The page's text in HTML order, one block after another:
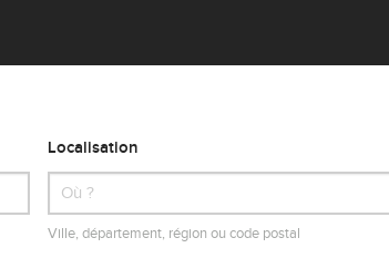
Localisation
Ville, département, région ou code postal